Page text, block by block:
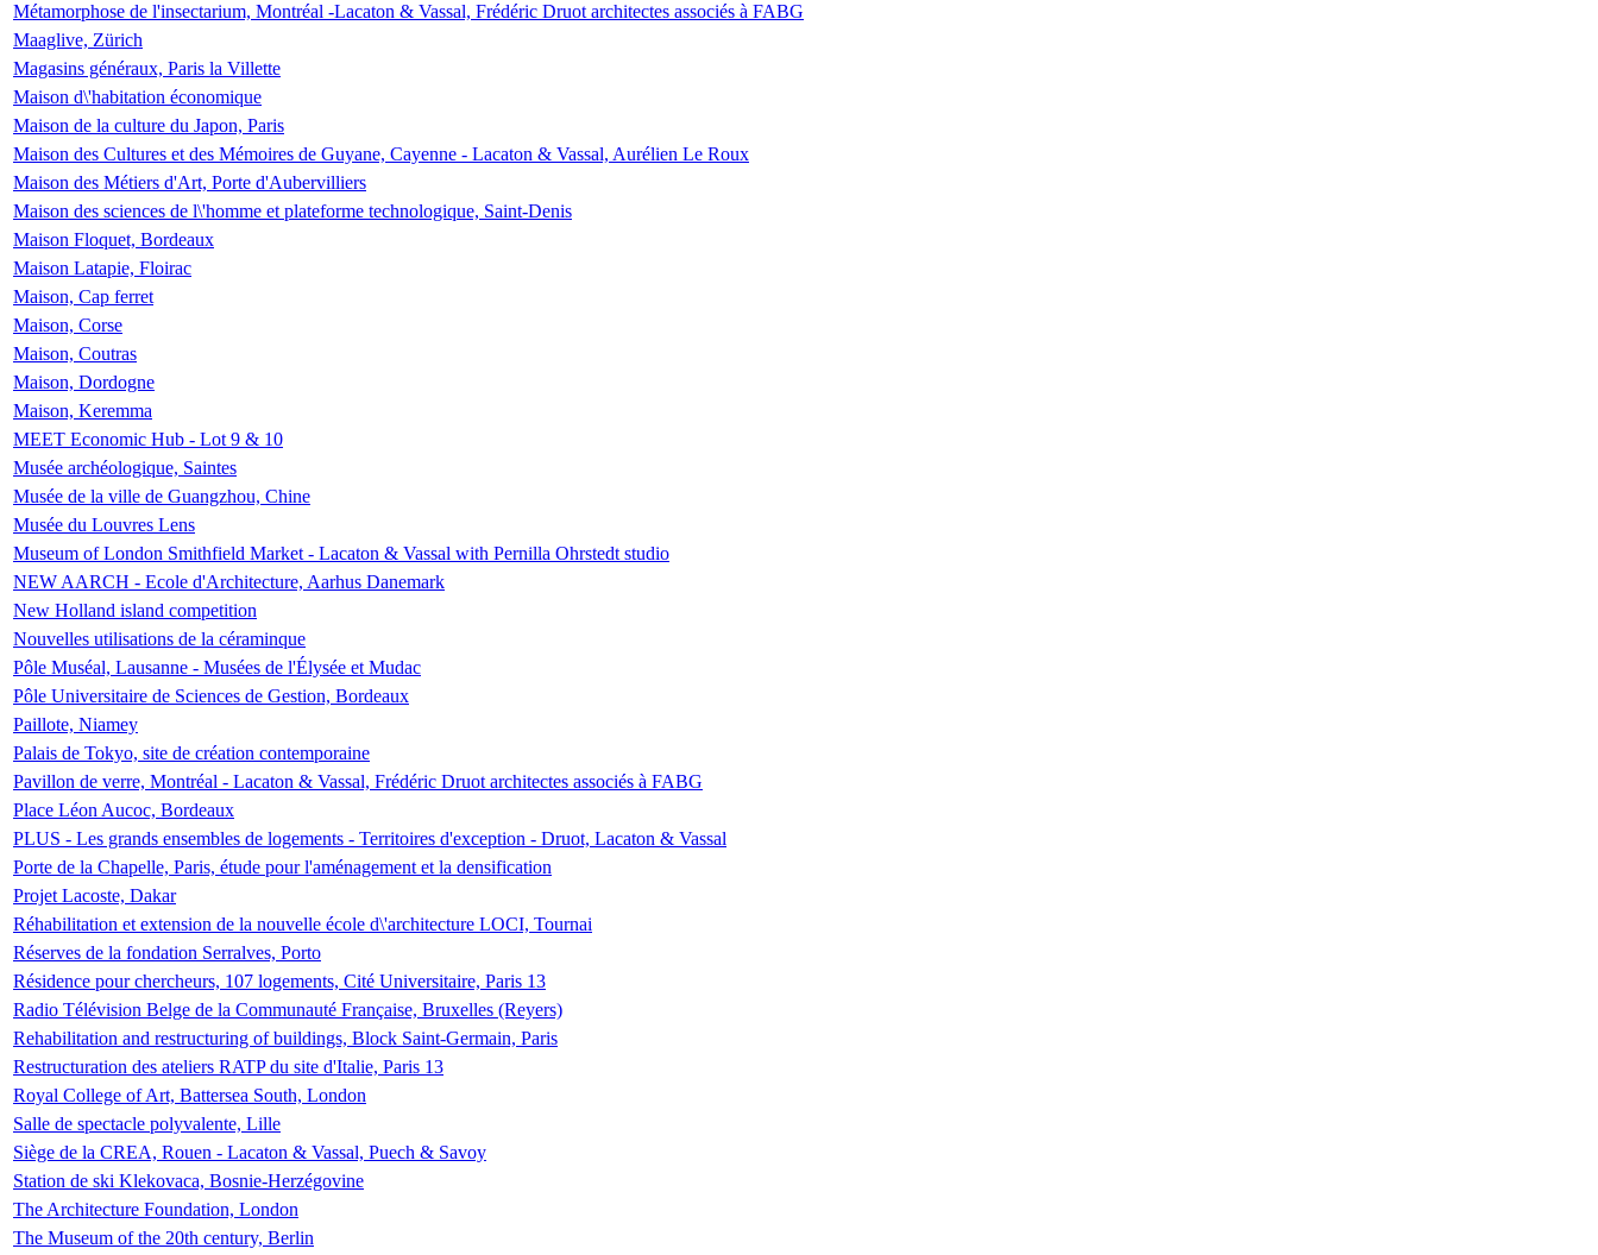
Métamorphose de l'insectarium, Montréal -Lacaton & Vassal, Frédéric Druot architectes associés à FABG
Maaglive, Zürich
Magasins généraux, Paris la Villette
Maison d\'habitation économique
Maison de la culture du Japon, Paris
Maison des Cultures et des Mémoires de Guyane, Cayenne - Lacaton & Vassal, Aurélien Le Roux
Maison des Métiers d'Art, Porte d'Aubervilliers
Maison des sciences de l\'homme et plateforme technologique, Saint-Denis
Maison Floquet, Bordeaux
Maison Latapie, Floirac
Maison, Cap ferret
Maison, Corse
Maison, Coutras
Maison, Dordogne
Maison, Keremma
MEET Economic Hub - Lot 9 & 10
Musée archéologique, Saintes
Musée de la ville de Guangzhou, Chine
Musée du Louvres Lens
Museum of London Smithfield Market - Lacaton & Vassal with Pernilla Ohrstedt studio
NEW AARCH - Ecole d'Architecture, Aarhus Danemark
New Holland island competition
Nouvelles utilisations de la céraminque
Pôle Muséal, Lausanne - Musées de l'Élysée et Mudac
Pôle Universitaire de Sciences de Gestion, Bordeaux
Paillote, Niamey
Palais de Tokyo, site de création contemporaine
Pavillon de verre, Montréal - Lacaton & Vassal, Frédéric Druot architectes associés à FABG
Place Léon Aucoc, Bordeaux
PLUS - Les grands ensembles de logements - Territoires d'exception - Druot, Lacaton & Vassal
Porte de la Chapelle, Paris, étude pour l'aménagement et la densification
Projet Lacoste, Dakar
Réhabilitation et extension de la nouvelle école d\'architecture LOCI, Tournai
Réserves de la fondation Serralves, Porto
Résidence pour chercheurs, 107 logements, Cité Universitaire, Paris 13
Radio Télévision Belge de la Communauté Française, Bruxelles (Reyers)
Rehabilitation and restructuring of buildings, Block Saint-Germain, Paris
Restructuration des ateliers RATP du site d'Italie, Paris 13
Royal College of Art, Battersea South, London
Salle de spectacle polyvalente, Lille
Siège de la CREA, Rouen - Lacaton & Vassal, Puech & Savoy
Station de ski Klekovaca, Bosnie-Herzégovine
The Architecture Foundation, London
The Museum of the 20th century, Berlin